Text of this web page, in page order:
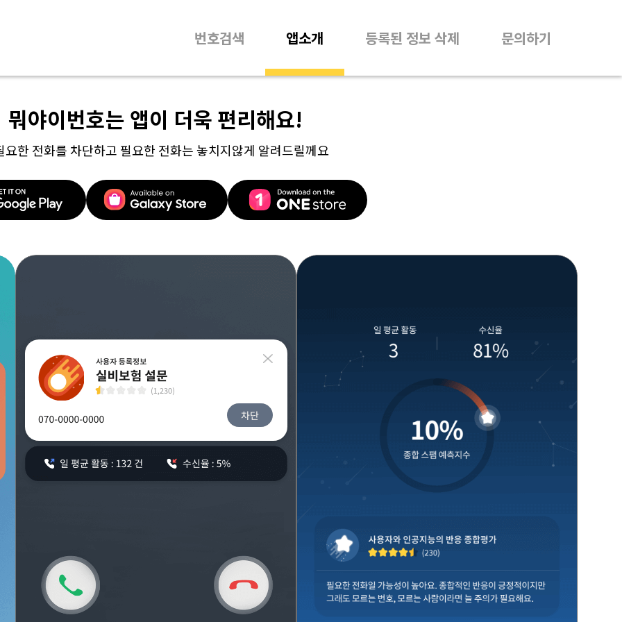
번호검색 앱소개 등록된 정보 삭제 문의하기
뭐야이번호는 앱이 더욱 편리해요!
요한 전화를 차단하고 필요한 전화는 놓치지않게 알려드릴께요